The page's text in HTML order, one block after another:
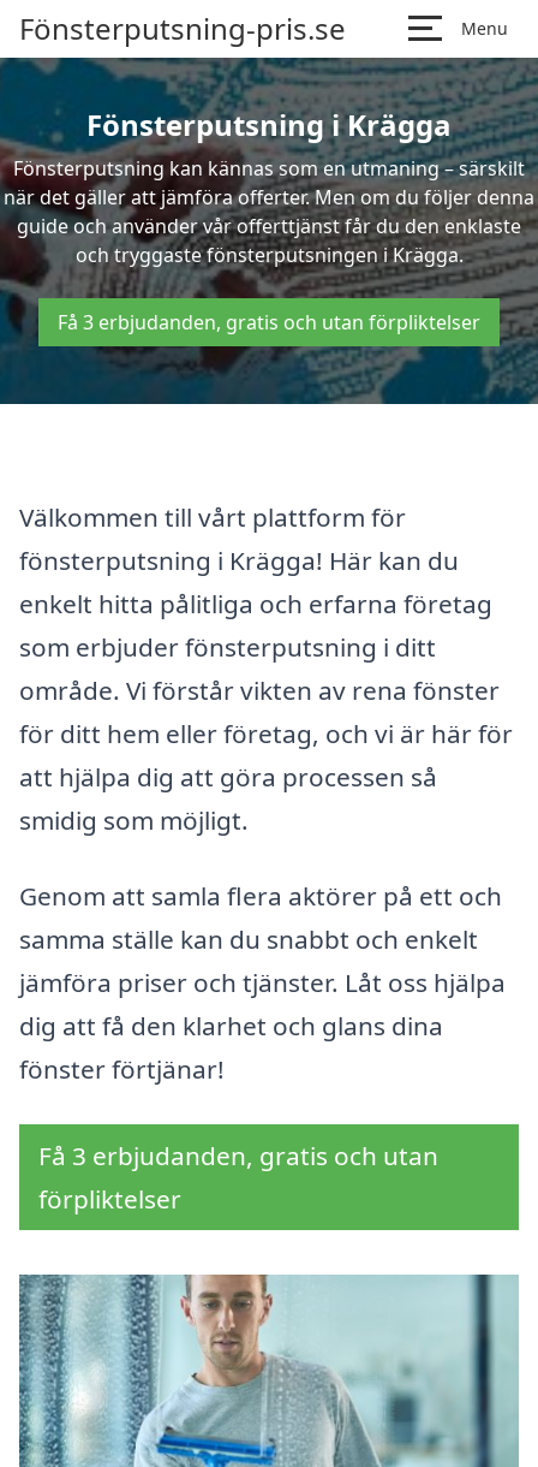
Fönsterputsning-pris.se Menu
Fönsterputsning i Krägga
Fönsterputsning kan kännas som en utmaning – särskilt
när det gäller att jämföra offerter. Men om du följer denna
guide och använder vår offerttjänst får du den enklaste
och tryggaste fönsterputsningen i Krägga.
Få 3 erbjudanden, gratis och utan förpliktelser
Välkommen till vårt plattform för
fönsterputsning i Krägga! Här kan du
enkelt hitta pålitliga och erfarna företag
som erbjuder fönsterputsning i ditt
område. Vi förstår vikten av rena fönster
för ditt hem eller företag, och vi är här för
att hjälpa dig att göra processen så
smidig som möjligt.
Genom att samla flera aktörer på ett och
samma ställe kan du snabbt och enkelt
jämföra priser och tjänster. Låt oss hjälpa
dig att få den klarhet och glans dina
fönster förtjänar!
Få 3 erbjudanden, gratis och utan
förpliktelser